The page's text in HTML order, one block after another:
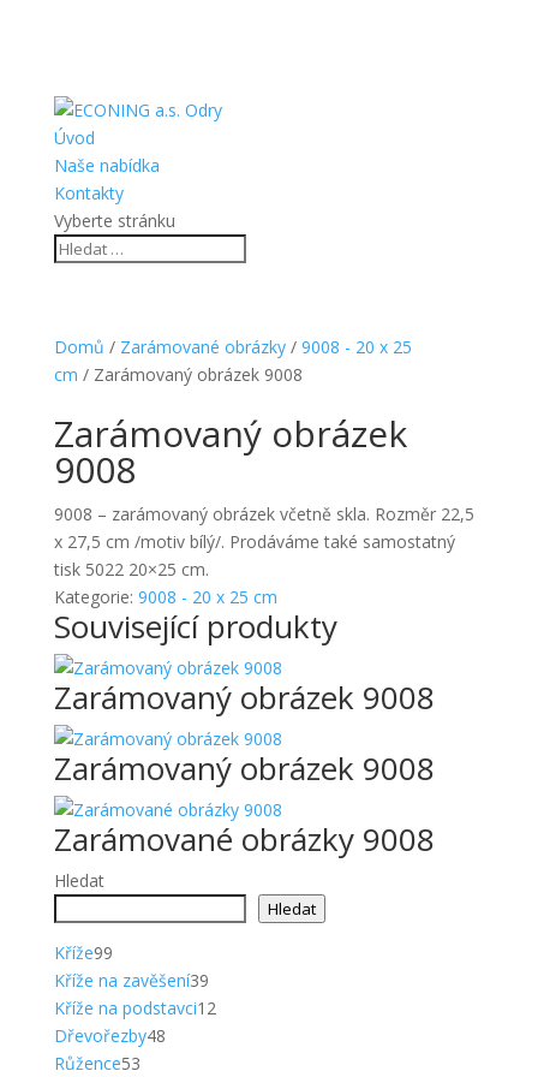
Úvod
Naše nabídka
Kontakty
Vyberte stránku
Domů / Zarámované obrázky/ 9008 - 20 x 25
cm / Zarámovaný obrázek 9008
Zarámovaný obrázek
9008
9008 – zarámovaný obrázek včetně skla. Rozměr 22,5
x 27,5 cm /motiv bílý/. Prodáváme také samostatný
tisk 5022 20×25 cm.
Kategorie: 9008 - 20 x 25 cm
Související produkty
Zarámovaný obrázek 9008
Zarámovaný obrázek 9008
Zarámované obrázky 9008
Hledat
Hledat
Kříže9999
produktů
Kříže na zavěšení3939
produktů
Kříže na podstavci1212
Dřevořezby4848
Růžence5353